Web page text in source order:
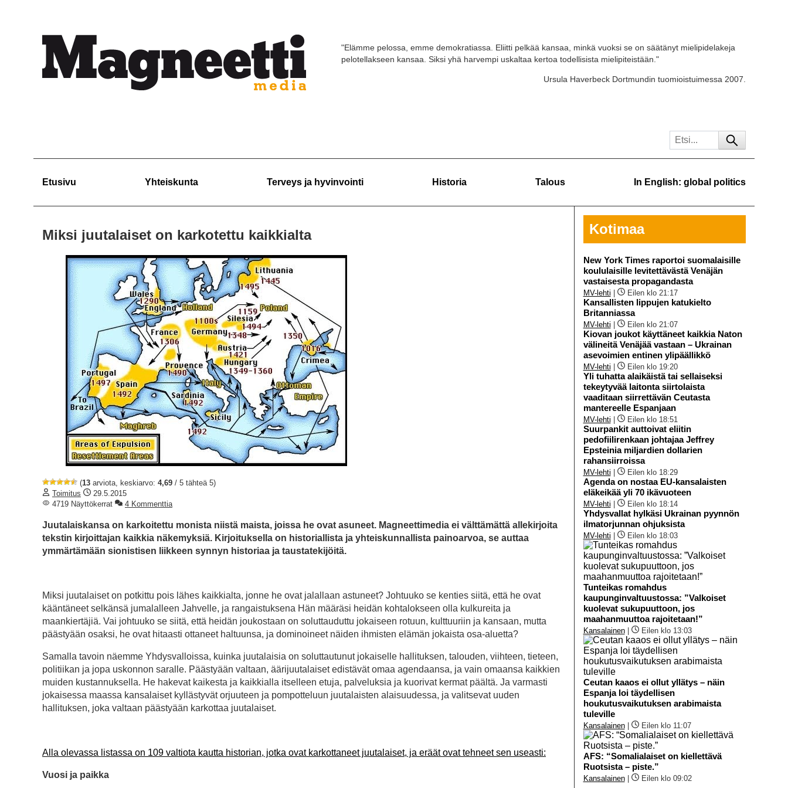
"Elämme pelossa, emme demokratiassa. Eliitti pelkää kansaa, minkä vuoksi se on säätänyt mielipidelakeja
pelotellakseen kansaa. Siksi yhä harvempi uskaltaa kertoa todellisista mielipiteistään."
Ursula Haverbeck Dortmundin tuomioistuimessa 2007.
Etusivu Yhteiskunta Terveys ja hyvinvointi Historia Talous In English: global politics
Miksi juutalaiset on karkotettu kaikkialta
(13 arviota, keskiarvo: 4,69 / 5 tähteä 5)
Toimitus
29.5.2015
4719 Näyttökerrat
4 Kommenttia
Juutalaiskansa on karkoitettu monista niistä maista, joissa he ovat asuneet. Magneettimedia ei välttämättä allekirjoita
tekstin kirjoittajan kaikkia näkemyksiä. Kirjoituksella on historiallista ja yhteiskunnallista painoarvoa, se auttaa
ymmärtämään sionistisen liikkeen synnyn historiaa ja taustatekijöitä.
Miksi juutalaiset on potkittu pois lähes kaikkialta, jonne he ovat jalallaan astuneet? Johtuuko se kenties siitä, että he ovat
kääntäneet selkänsä jumalalleen Jahvelle, ja rangaistuksena Hän määräsi heidän kohtalokseen olla kulkureita ja
maankiertäjiä. Vai johtuuko se siitä, että heidän joukostaan on soluttauduttu jokaiseen rotuun, kulttuuriin ja kansaan, mutta
päästyään osaksi, he ovat hitaasti ottaneet haltuunsa, ja dominoineet näiden ihmisten elämän jokaista osa-aluetta?
Samalla tavoin näemme Yhdysvalloissa, kuinka juutalaisia on soluttautunut jokaiselle hallituksen, talouden, viihteen, tieteen,
politiikan ja jopa uskonnon saralle. Päästyään valtaan, äärijuutalaiset edistävät omaa agendaansa, ja vain omaansa kaikkien
muiden kustannuksella. He hakevat kaikesta ja kaikkialla itselleen etuja, palveluksia ja kuorivat kermat päältä. Ja varmasti
jokaisessa maassa kansalaiset kyllästyvät orjuuteen ja pompotteluun juutalaisten alaisuudessa, ja valitsevat uuden
hallituksen, joka valtaan päästyään karkottaa juutalaiset.
Alla olevassa listassa on 109 valtiota kautta historian, jotka ovat karkottaneet juutalaiset, ja eräät ovat tehneet sen useasti:
Vuosi ja paikka
Kotimaa
New York Times raportoi suomalaisille
koululaisille levitettävästä Venäjän
vastaisesta propagandasta
MV-lehti Eilen klo 21:17
Kansallisten lippujen katukielto
Britanniassa
MV-lehti Eilen klo 21:07
Kiovan joukot käyttäneet kaikkia Naton
välineitä Venäjää vastaan – Ukrainan
asevoimien entinen ylipäällikkö
MV-lehti Eilen klo 19:20
Yli tuhatta alaikäistä tai sellaiseksi
tekeytyvää laitonta siirtolaista
vaaditaan siirrettävän Ceutasta
mantereelle Espanjaan
MV-lehti Eilen klo 18:51
Suurpankit auttoivat eliitin
pedofiilirenkaan johtajaa Jeffrey
Epsteinia miljardien dollarien
rahansiirroissa
MV-lehti Eilen klo 18:29
Agenda on nostaa EU-kansalaisten
eläkeikää yli 70 ikävuoteen
MV-lehti Eilen klo 18:14
Yhdysvallat hylkäsi Ukrainan pyynnön
ilmatorjunnan ohjuksista
MV-lehti Eilen klo 18:03
Tunteikas romahdus
kaupunginvaltuustossa: ”Valkoiset
kuolevat sukupuuttoon, jos
maahanmuuttoa rajoitetaan!”
Kansalainen| Eilen klo 13:03
Ceutan kaaos ei ollut yllätys – näin
Espanja loi täydellisen
houkutusvaikutuksen arabimaista
tuleville
Kansalainen| Eilen klo 11:07
AFS: “Somalialaiset on kiellettävä
Ruotsista – piste.”
Kansalainen| Eilen klo 09:02